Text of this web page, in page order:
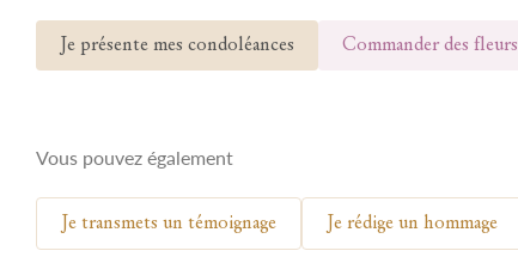
Je présente mes condoléances Commander des fleurs
Vous pouvez également
Je transmets un témoignage Je rédige un hommage